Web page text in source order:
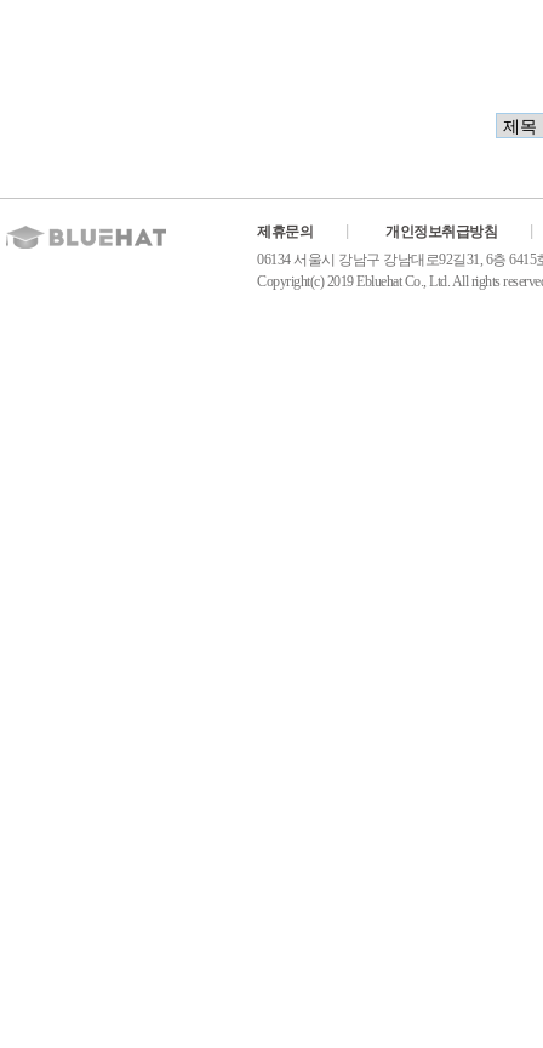
제휴문의
개인정보취급방침
06134 서울시 강남구 강남대로92길31, 6층 6415
Copyright(c) 2019 Ebluehat Co., Ltd. All rights